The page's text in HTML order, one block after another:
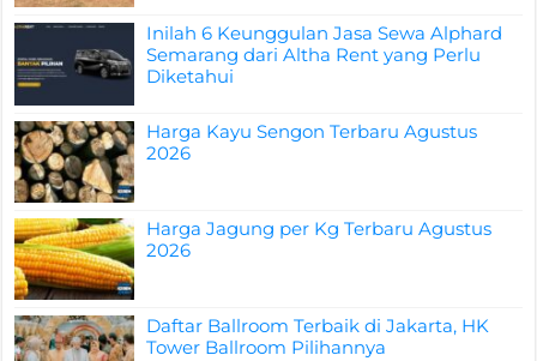
Inilah 6 Keunggulan Jasa Sewa Alphard
Semarang dari Altha Rent yang Perlu
Diketahui
Harga Kayu Sengon Terbaru Agustus
2026
Harga Jagung per Kg Terbaru Agustus
2026
Daftar Ballroom Terbaik di Jakarta, HK
Tower Ballroom Pilihannya